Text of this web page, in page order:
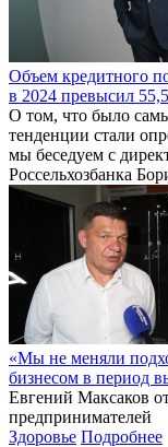
Объем кредитного
в 2024 превысил
О том, что было
тенденции стали
мы беседуем с
Россельхозбанка
«Мы не меняли
бизнесом в период
Евгений Максаков
предпринимателей
Здоровье Подробнее